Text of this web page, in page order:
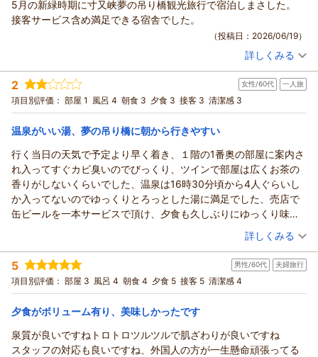
5月の新緑時期に寸又峡夢の吊り橋観光旅行で宿泊しまさした。
接客サービス含め満足できる宿舎でした。
（投稿日：2026/06/19）
投稿者： アキサンさん(男性/70代)
宿泊プラン： スタンダードプラン［九曜紋コース］｜『厳選した素材を使っ
たワンランク上の和会席料理』
和室 朝・夕
宿泊価格帯： 17,001～18,000円(大人一人あたり/税込)
詳しくみる
2 女性/60代 一人旅
項目別評価： 部屋 1 風呂 4 朝食 3 夕食 3 接客 3 清潔感 3
温泉がいい湯、夢の吊り橋に朝から行きやすい
行く当日の天気で予定より早く着き、１階の1番奥の部屋に案内さ
れ入ってすぐカビ臭いのでびっくり、ツインで部屋は広くお茶の
香りがしないくらいでした、温泉は16時30分頃から4人ぐらいし
か入ってないのでゆっくりとろっとした湯に満足でした、売店で
缶ビールを一本サービスで頂け、夕食も久しぶりにゆっくり味わ
い、もう少しご飯早めに出して頂きかった、夜マスクして横にな
りましたが中々寝られずファブリーズをじゅうたんにスプレーし
大変でした、部屋変えて頂こうかなと思ったぐらいで朝4時から部
屋の外出てお風呂前の美味しかったお茶を飲みに行き気分変えて6
時頃夢の吊り橋１周し8時前に帰って来て朝風呂入り汗落とし朝食
の方は丁寧に説明されて良かった、
（投稿日：2026/06/19）
宿泊時期： 2026年06月宿泊 (一人旅)
投稿者： ちまりさん
宿泊プラン： 【じゃらんスペシャルウィーク】（6月・7月限定）一人旅プラ
ン｜スタンダードプラン
ツイン 朝・夕
宿泊価格帯： 16,001～17,000円(大人一人あたり/税込)
詳しくみる
5 男性/60代 夫婦旅行
項目別評価： 部屋 3 風呂 4 朝食 4 夕食 5 接客 5 清潔感 4
夕食がボリューム有り、美味しかったです
泉質が良いですねトロトロツルツルで肌ざわりが良いですね
スタッフの対応も良いですね、外国人の方が一生懸命頑張ってる